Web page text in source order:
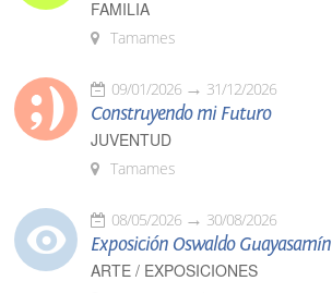
FAMILIA
Tamames
09/01/2026 31/12/2026
Construyendo mi Futuro
JUVENTUD
Tamames
08/05/2026 30/08/2026
Exposición Oswaldo Guayasamín
ARTE / EXPOSICIONES